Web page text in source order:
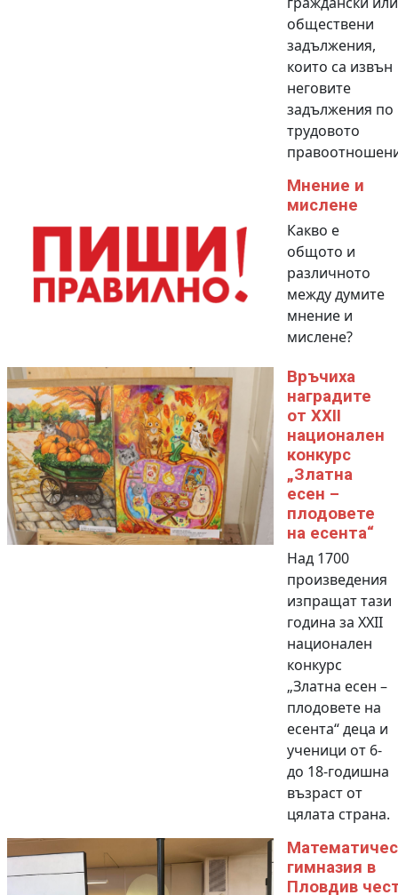
обществени
задължения,
които са извън
неговите
задължения по
трудовото
Мнение и
мислене
Какво е
общото и
различното
между думите
мнение и
мислене?
Връчиха
наградите
от XXII
национален
конкурс
„Златна
есен –
плодовете
на есента“
Над 1700
произведения
изпращат тази
година за XXII
национален
конкурс
„Златна есен –
плодовете на
есента“ деца и
ученици от 6-
до 18-годишна
възраст от
цялата страна.
гимназия в
Пловдив